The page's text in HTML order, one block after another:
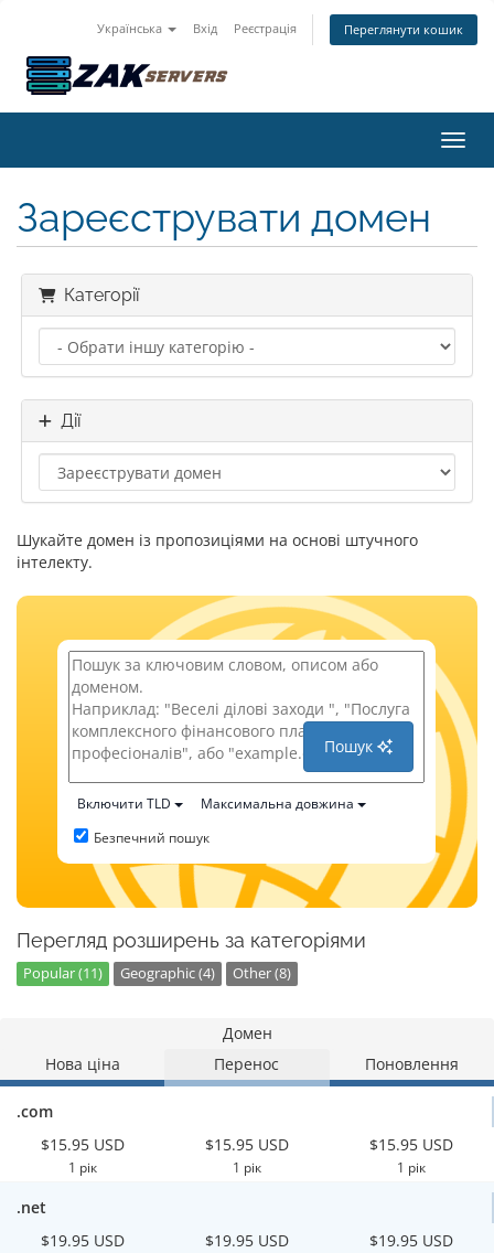
Українська Вхід Реєстрація Переглянути кошик
Зареєструвати домен
Категорії
Дії
Шукайте домен із пропозиціями на основі штучного
інтелекту.
Пошук
Включити TLD
Максимальна довжина
Безпечний пошук
Перегляд розширень за категоріями
Popular (11) Geographic (4) Other (8)
Домен
Нова ціна
Перенос Поновлення
.com
$15.95 USD
1 рік
$15.95 USD
1 рік
$15.95 USD
1 рік
.net
$19.95 USD
$19.95 USD $19.95 USD